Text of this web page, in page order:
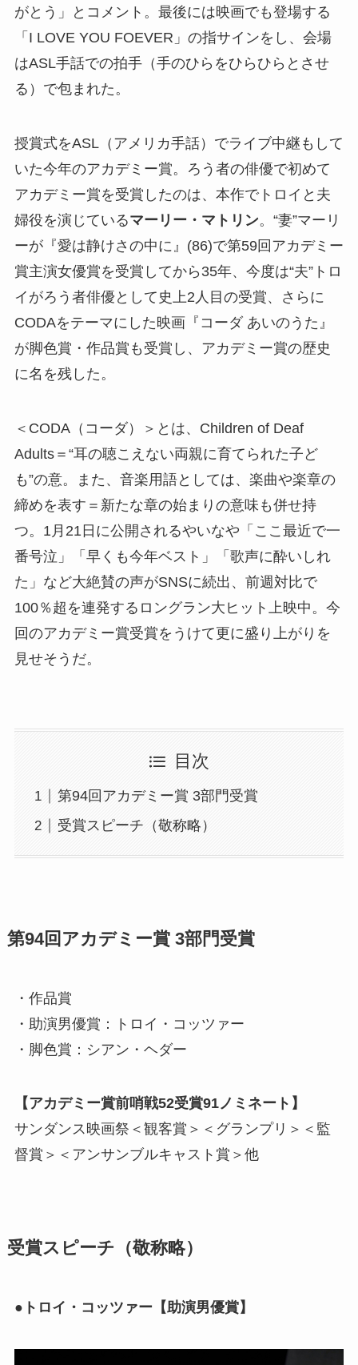
がとう」とコメント。最後には映画でも登場する
「I LOVE YOU FOEVER」の指サインをし、会場
はASL手話での拍手（手のひらをひらひらとさせ
る）で包まれた。
授賞式をASL（アメリカ手話）でライブ中継もして
いた今年のアカデミー賞。ろう者の俳優で初めて
アカデミー賞を受賞したのは、本作でトロイと夫
婦役を演じているマーリー・マトリン。“妻”マーリ
ーが『愛は静けさの中に』(86)で第59回アカデミー
賞主演女優賞を受賞してから35年、今度は“夫”トロ
イがろう者俳優として史上2人目の受賞、さらに
CODAをテーマにした映画『コーダ あいのうた』
が脚色賞・作品賞も受賞し、アカデミー賞の歴史
に名を残した。
＜CODA（コーダ）＞とは、Children of Deaf
Adults＝“耳の聴こえない両親に育てられた子ど
も”の意。また、音楽用語としては、楽曲や楽章の
締めを表す＝新たな章の始まりの意味も併せ持
つ。1月21日に公開されるやいなや「ここ最近で一
番号泣」「早くも今年ベスト」「歌声に酔いしれ
た」など大絶賛の声がSNSに続出、前週対比で
100％超を連発するロングラン大ヒット上映中。今
回のアカデミー賞受賞をうけて更に盛り上がりを
見せそうだ。
目次
第94回アカデミー賞 3部門受賞
受賞スピーチ（敬称略）
第94回アカデミー賞 3部門受賞
・作品賞
・助演男優賞：トロイ・コッツァー
・脚色賞：シアン・ヘダー
【アカデミー賞前哨戦52受賞91ノミネート】
サンダンス映画祭＜観客賞＞＜グランプリ＞＜監
督賞＞＜アンサンブルキャスト賞＞他
受賞スピーチ （敬称略）
●トロイ・コッツァー【助演男優賞】